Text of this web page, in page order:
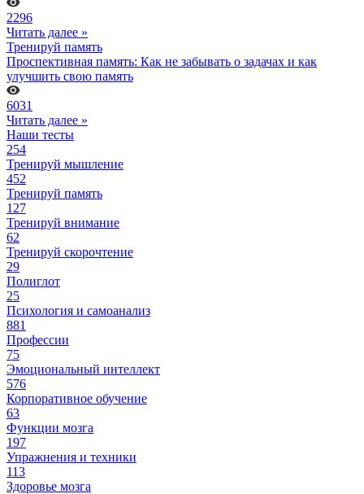
2296
Читать далее »
Тренируй память
Проспективная память: Как не забывать о задачах и как
улучшить свою память
6031
Читать далее »
Наши тесты
254
Тренируй мышление
452
Тренируй память
127
Тренируй внимание
62
Тренируй скорочтение
29
Полиглот
25
Психология и самоанализ
881
Профессии
75
Эмоциональный интеллект
576
Корпоративное обучение
63
Функции мозга
197
Упражнения и техники
113
Здоровье мозга